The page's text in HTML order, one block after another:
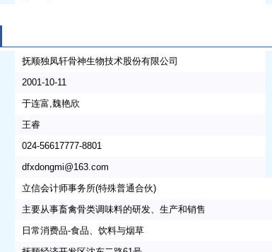
抚顺独凤轩骨神生物技术股份有限公司
2001-10-11
于连富,魏艳欣
王睿
024-56617777-8801
dfxdongmi@163.com
立信会计师事务所(特殊普通合伙)
主要从事畜禽骨类调味料的研发、生产和销售
日常消费品-食品、饮料与烟草